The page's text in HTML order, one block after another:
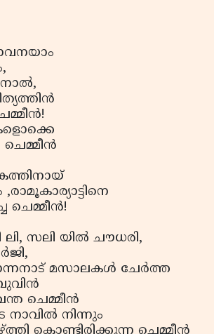
ചെമ്മീന്‍!
ലി, സലി യില്‍ ചൗധരി,
മസാലകള്‍ ചേര്‍ത്ത
ചെമ്മീന്‍
നിന്നും